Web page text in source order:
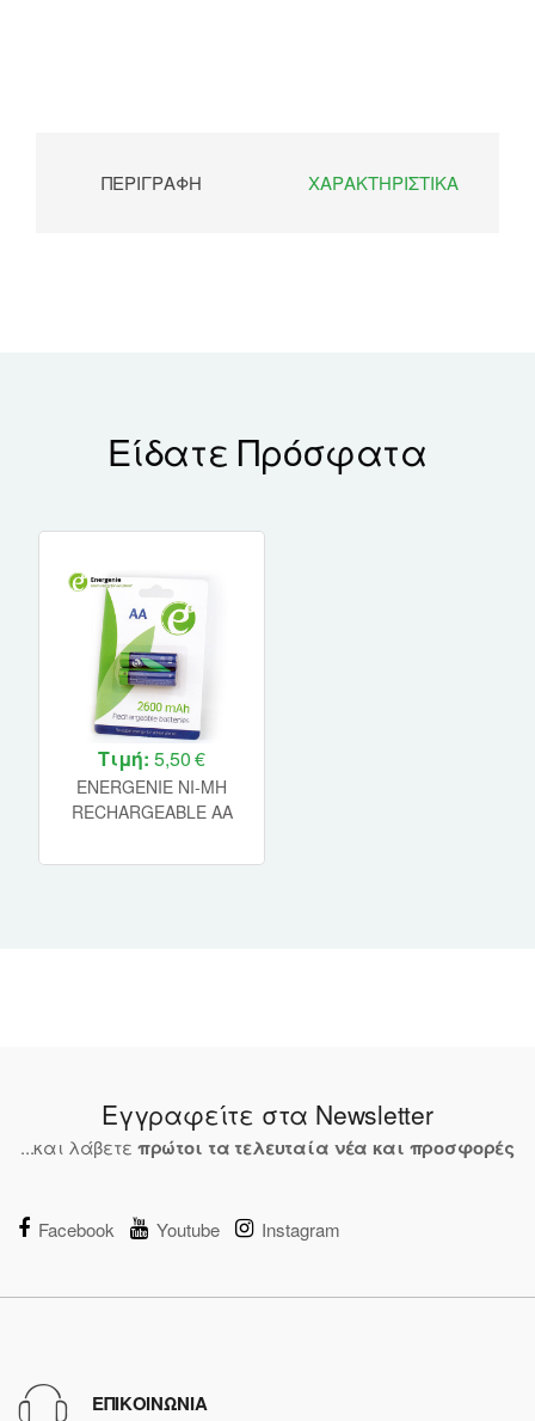
ΠΕΡΙΓΡΑΦΉ ΧΑΡΑΚΤΗΡΙΣΤΙΚΆ
Είδατε Πρόσφατα
Τιμή: 5,50 €
ENERGENIE NI-MH
RECHARGEABLE AA
2PCS RETAIL PACK
Εγγραφείτε στα Newsletter
...και λάβετε πρώτοι τα τελευταία νέα και προσφορές
Facebook Youtube Instagram
ΕΠΙΚΟΙΝΩΝΙΑ